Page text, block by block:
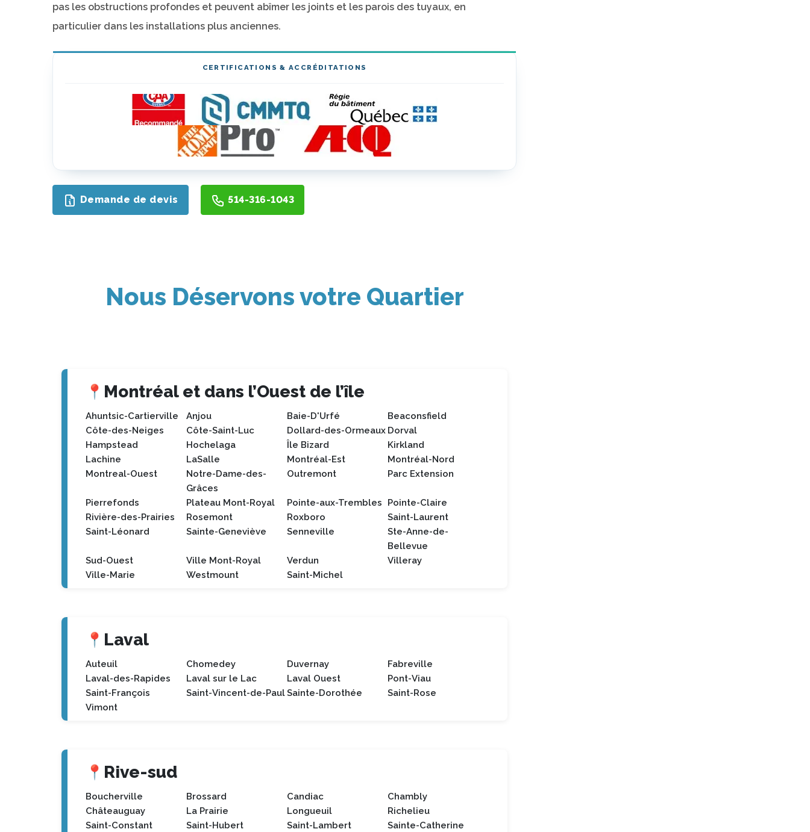
pas les obstructions profondes et peuvent abîmer les joints et les parois des tuyaux, en
particulier dans les installations plus anciennes.
CERTIFICATIONS & ACCRÉDITATIONS
Demande de devis 514-316-1043
Nous Déservons votre Quartier
📍 Montréal et dans l’Ouest de l’île
Ahuntsic-Cartierville Anjou Baie-D'Urfé
Beaconsfield
Côte-des-Neiges
Côte-Saint-Luc Dollard-des-Ormeaux Dorval
Hampstead
Hochelaga Île Bizard
Kirkland
Lachine
LaSalle Montréal-Est
Montréal-Nord
Montreal-Ouest
Notre-Dame-des-
Grâces
Outremont Parc Extension
Pierrefonds Plateau Mont-Royal Pointe-aux-Trembles
Pointe-Claire
Rivière-des-Prairies
Rosemont Roxboro
Saint-Laurent
Saint-Léonard
Sainte-Geneviève Senneville
Ste-Anne-de-
Bellevue
Sud-Ouest
Ville Mont-Royal Verdun
Villeray
Ville-Marie
Westmount Saint-Michel
📍 Laval
Auteuil Chomedey Duvernay
Fabreville
Laval-des-Rapides
Laval sur le Lac Laval Ouest
Pont-Viau
Saint-François
Saint-Vincent-de-PaulSainte-Dorothée
Saint-Rose
Vimont
📍 Rive-sud
Boucherville Brossard Candiac
Chambly
Châteauguay
La Prairie Longueuil
Richelieu
Saint-Constant
Saint-Hubert Saint-Lambert Sainte-Catherine